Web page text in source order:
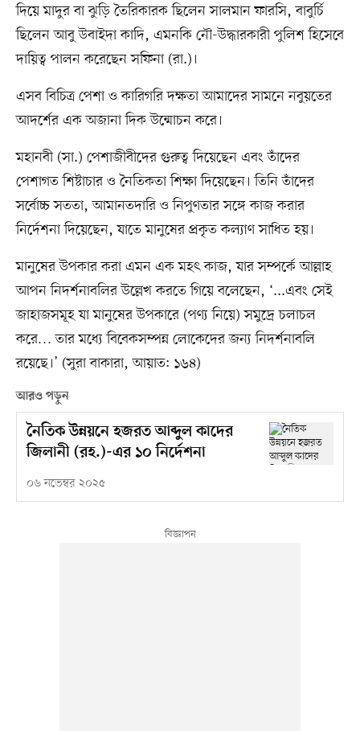
দিয়ে মাদুর বা ঝুড়ি তৈরিকারক ছিলেন সালমান ফারসি, বাবুর্চি
ছিলেন আবু উবাইদা কাদি, এমনকি নৌ-উদ্ধারকারী পুলিশ হিসেবে
দায়িত্ব পালন করেছেন সফিনা (রা.)।
এসব বিচিত্র পেশা ও কারিগরি দক্ষতা আমাদের সামনে নবুয়তের
আদর্শের এক অজানা দিক উন্মোচন করে।
মহানবী (সা.) পেশাজীবীদের গুরুত্ব দিয়েছেন এবং তাঁদের
পেশাগত শিষ্টাচার ও নৈতিকতা শিক্ষা দিয়েছেন। তিনি তাঁদের
সর্বোচ্চ সততা, আমানতদারি ও নিপুণতার সঙ্গে কাজ করার
নির্দেশনা দিয়েছেন, যাতে মানুষের প্রকৃত কল্যাণ সাধিত হয়।
মানুষের উপকার করা এমন এক মহৎ কাজ, যার সম্পর্কে আল্লাহ
আপন নিদর্শনাবলির উল্লেখ করতে গিয়ে বলেছেন, ‘...এবং সেই
জাহাজসমূহ যা মানুষের উপকারে (পণ্য নিয়ে) সমুদ্রে চলাচল
করে… তার মধ্যে বিবেকসম্পন্ন লোকেদের জন্য নিদর্শনাবলি
রয়েছে।’ (সুরা বাকারা, আয়াত: ১৬৪)
আরও পড়ুন
নৈতিক উন্নয়নে হজরত আব্দুল কাদের
জিলানী (রহ.)-এর ১০ নির্দেশনা
০৬ নভেম্বর ২০২৫